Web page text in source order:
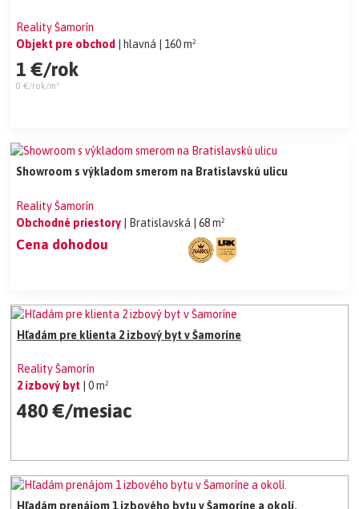
Reality Šamorín
Objekt pre obchod
| hlavná | 160 m²
1 €/rok
0 €/rok/m²
Showroom s výkladom smerom na Bratislavskú ulicu
Reality Šamorín
Obchodné priestory
| Bratislavská | 68 m²
Cena dohodou
Hľadám pre klienta 2 izbový byt v Šamoríne
Reality Šamorín
2 izbový byt
| 0 m²
480 €/mesiac
Hľadám prenájom 1 izbového bytu v Šamoríne a okolí.